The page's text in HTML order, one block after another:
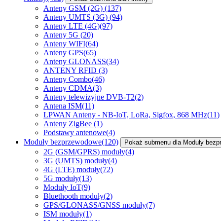
Anteny GSM (2G) (137)
Anteny UMTS (3G) (94)
Anteny LTE (4G)(97)
Anteny 5G (20)
Anteny WIFI(64)
Anteny GPS(65)
Anteny GLONASS(34)
ANTENY RFID (3)
Anteny Combo(46)
Anteny CDMA(3)
Anteny telewizyjne DVB-T2(2)
Antena ISM(11)
LPWAN Anteny - NB-IoT, LoRa, Sigfox, 868 MHz(11)
Anteny ZigBee (1)
Podstawy antenowe(4)
Moduły bezprzewodowe(120) Pokaż submenu dla Moduły
2G (GSM/GPRS) moduły(4)
3G (UMTS) moduły(4)
4G (LTE) moduły(72)
5G moduły(13)
Moduły IoT(9)
Bluethooth moduły(2)
GPS/GLONASS/GNSS moduły(7)
ISM moduły(1)